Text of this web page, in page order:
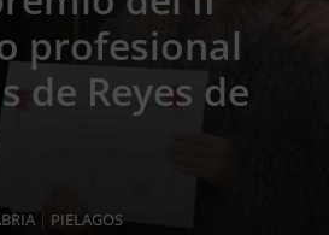
profesional
de Reyes de
| PIELAGOS